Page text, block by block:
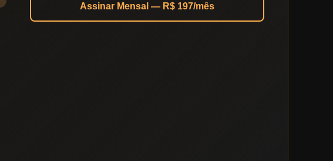
Assinar Mensal — R$ 197/mês